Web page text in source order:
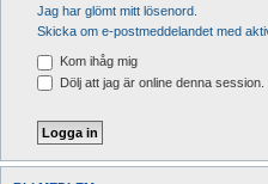
Jag har glömt mitt lösenord.
Skicka om e-postmeddelandet med
Kom ihåg mig
Dölj att jag är online denna session.